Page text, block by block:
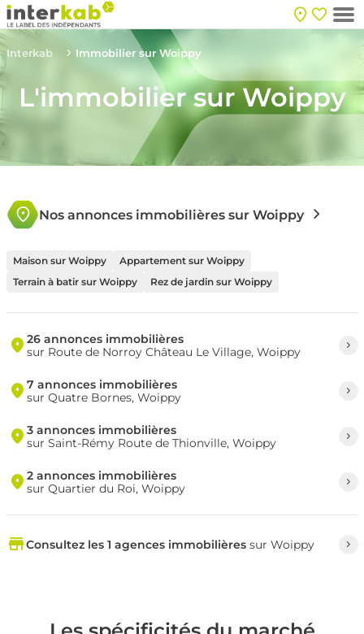
Interkab Immobilier sur Woippy
L'immobilier sur Woippy
Nos annonces immobilières sur Woippy
Maison sur Woippy
Appartement sur Woippy
Terrain à batir sur Woippy
Rez de jardin sur Woippy
26 annonces immobilières
sur Route de Norroy Château Le Village, Woippy
7 annonces immobilières
sur Quatre Bornes, Woippy
3 annonces immobilières
sur Saint-Rémy Route de Thionville, Woippy
2 annonces immobilières
sur Quartier du Roi, Woippy
Consultez les 1 agences immobilièressur Woippy